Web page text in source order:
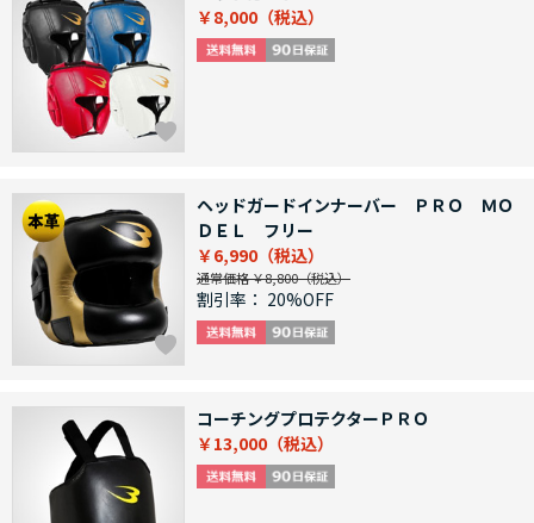
￥8,000
ヘッドガードインナーバー ＰＲＯ ＭＯ
ＤＥＬ フリー
￥6,990
通常価格 ￥8,800
割引率： 20%OFF
コーチングプロテクターＰＲＯ
￥13,000